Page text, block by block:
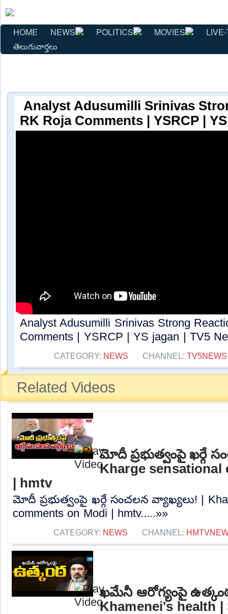
HOME NEWS POLITICS MOVIES
తెలుగువార్తలు
Analyst Adusumilli Srinivas
RK Roja Comments | YSRCP |
Analyst Adusumilli Srinivas Strong
Comments | YSRCP | YS jagan | TV5
CATEGORY: NEWS CHANNEL: TV5NEWS
Related Videos
మోదీ ప్రభుత్వంపై ఖర్గే
Kharge sensational
| hmtv
మోదీ ప్రభుత్వంపై ఖర్గే సంచలన వ్యాఖ్యలు! |
comments on Modi | hmtv.....»»
CATEGORY: NEWS CHANNEL:
ఖమేనీ ఆరోగ్యంపై
Khamenei's health |